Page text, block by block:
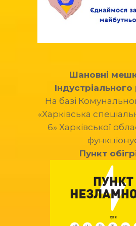
Шановні
На базі
«Харківська
6» Харківської
Пункт